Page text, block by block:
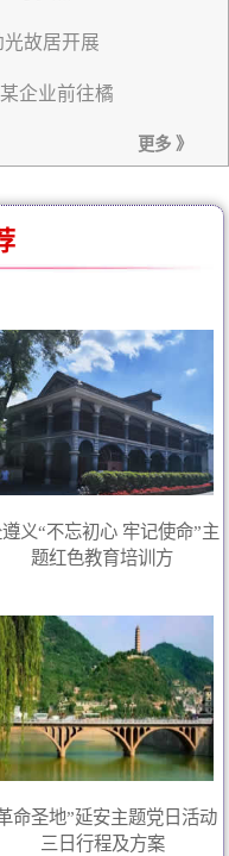
故居开展
企业前往橘
更多 》
义“不忘初心 牢记使命”主
题红色教育培训方
命圣地”延安主题党日活动
三日行程及方案